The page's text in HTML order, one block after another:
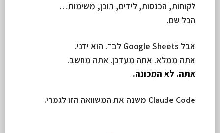
לקוחות, הכנסות, לידים, תוכן, משימות…
הכל שם.
אבל Google Sheets לבד. הוא ידני.
אתה ממלא. אתה מעדכן. אתה מחשב.
אתה. לא המכונה.
Claude Code משנה את המשוואה הזו לגמרי.